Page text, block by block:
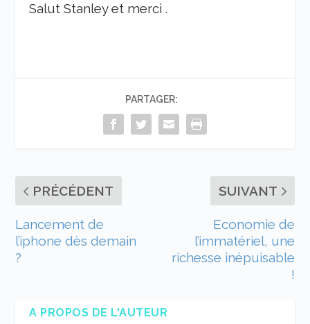
Salut Stanley et merci .
PARTAGER:
PRÉCÉDENT
Lancement de
l’iphone dès demain
?
SUIVANT
Economie de
l’immatériel, une
richesse inépuisable
!
A PROPOS DE L'AUTEUR